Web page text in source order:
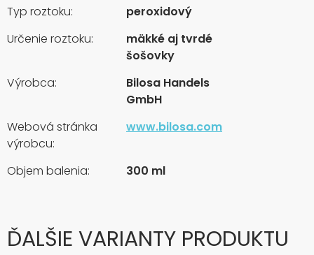
Typ roztoku:
peroxidový
Určenie roztoku:
mäkké aj tvrdé
šošovky
Výrobca:
Bilosa Handels
GmbH
Webová stránka
výrobcu:
www.bilosa.com
Objem balenia: 300 ml
ĎALŠIE VARIANTY PRODUKTU